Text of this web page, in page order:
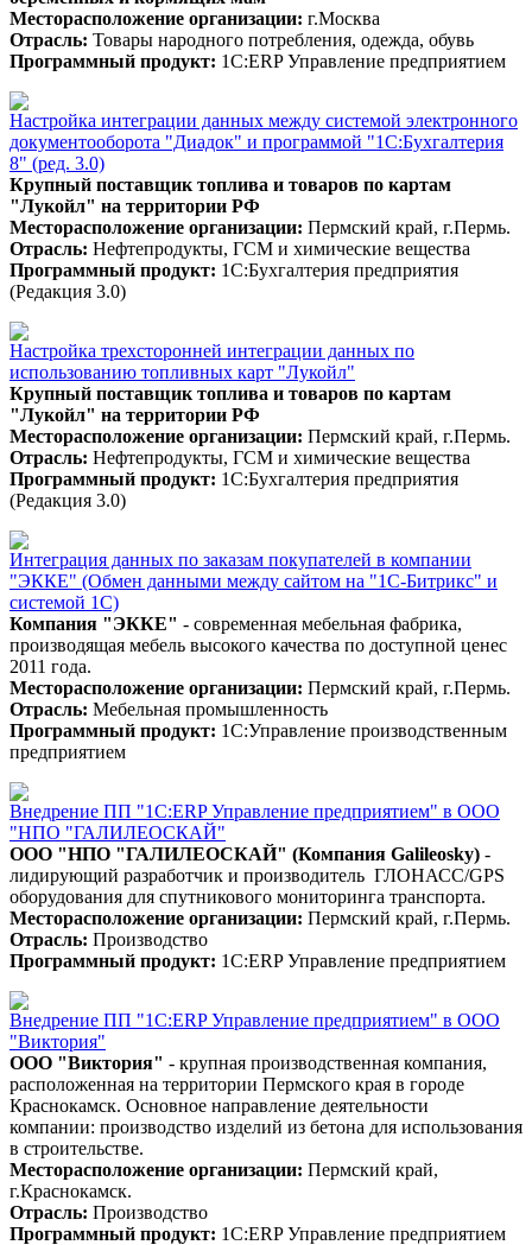
Месторасположение организации: г.Москва
Отрасль: Товары народного потребления, одежда, обувь
Программный продукт: 1С:ERP Управление предприятием
Настройка интеграции данных между системой электронного
документооборота "Диадок" и программой "1С:Бухгалтерия
8" (ред. 3.0)
Крупный поставщик топлива и товаров по картам
"Лукойл" на территории РФ
Месторасположение организации: Пермский край, г.Пермь.
Отрасль: Нефтепродукты, ГСМ и химические вещества
Программный продукт: 1С:Бухгалтерия предприятия
(Редакция 3.0)
Настройка трехсторонней интеграции данных по
использованию топливных карт "Лукойл"
Крупный поставщик топлива и товаров по картам
"Лукойл" на территории РФ
Месторасположение организации: Пермский край, г.Пермь.
Отрасль: Нефтепродукты, ГСМ и химические вещества
Программный продукт: 1С:Бухгалтерия предприятия
(Редакция 3.0)
Интеграция данных по заказам покупателей в компании
"ЭККЕ" (Обмен данными между сайтом на "1С-Битрикс" и
системой 1С)
Компания "ЭККЕ" - современная мебельная фабрика,
производящая мебель высокого качества по доступной ценес
2011 года.
Месторасположение организации: Пермский край, г.Пермь.
Отрасль: Мебельная промышленность
Программный продукт: 1С:Управление производственным
предприятием
Внедрение ПП "1С:ERP Управление предприятием" в ООО
"НПО "ГАЛИЛЕОСКАЙ"
ООО "НПО "ГАЛИЛЕОСКАЙ" (Компания Galileosky) -
лидирующий разработчик и производитель ГЛОНАСС/GPS
оборудования для спутникового мониторинга транспорта.
Месторасположение организации: Пермский край, г.Пермь.
Отрасль: Производство
Программный продукт: 1С:ERP Управление предприятием
Внедрение ПП "1С:ERP Управление предприятием" в ООО
"Виктория"
ООО "Виктория" - крупная производственная компания,
расположенная на территории Пермского края в городе
Краснокамск. Основное направление деятельности
компании: производство изделий из бетона для использования
в строительстве.
Месторасположение организации: Пермский край,
г.Краснокамск.
Отрасль: Производство
Программный продукт: 1С:ERP Управление предприятием